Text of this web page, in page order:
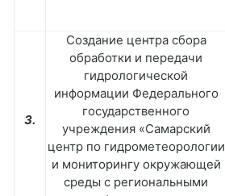
3.
Создание центра сбора
обработки и передачи
гидрологической
информации Федерального
государственного
учреждения «Самарский
центр по гидрометеорологии
и мониторингу окружающей
среды с региональными